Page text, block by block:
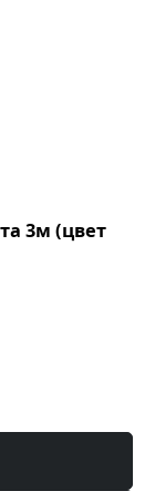
3м (цвет